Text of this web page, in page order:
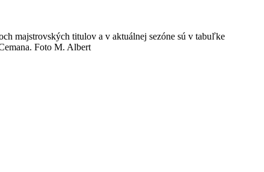
majstrovských titulov a v aktuálnej sezóne sú v tabuľke
Foto M. Albert